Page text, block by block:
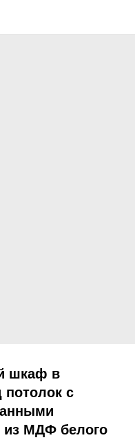
шкаф в
с
МДФ белого